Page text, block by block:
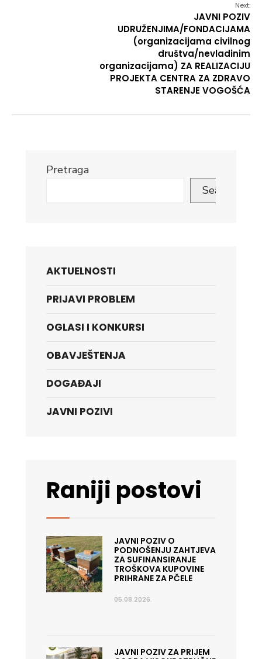
Next:
JAVNI POZIV
UDRUŽENJIMA/FONDACIJAMA
(organizacijama civilnog
društva/nevladinim
organizacijama) ZA REALIZACIJU
PROJEKTA CENTRA ZA ZDRAVO
STARENJE VOGOŠĆA
Pretraga
Search
AKTUELNOSTI
PRIJAVI PROBLEM
OGLASI I KONKURSI
OBAVJEŠTENJA
DOGAĐAJI
JAVNI POZIVI
Raniji postovi
JAVNI POZIV O
PODNOŠENJU ZAHTJEVA
ZA SUFINANSIRANJE
TROŠKOVA KUPOVINE
PRIHRANE ZA PČELE
05.08.2026.
JAVNI POZIV ZA PRIJEM